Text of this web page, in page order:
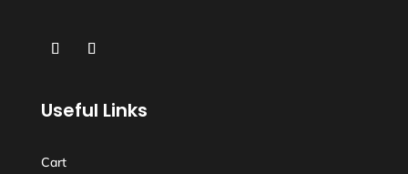
Useful Links
Cart